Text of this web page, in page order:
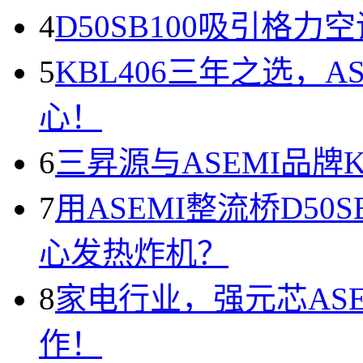
4D50SB100吸引格力
5KBL406三年之选，
心！
6三昇源与ASEMI品牌
7用ASEMI整流桥
心发热炸机？
8家电行业，强元芯
作！